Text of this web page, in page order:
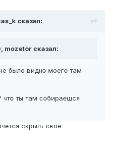
сказал:
mozetor сказал:
было видно моего там
что ты там собираешся
скрыть свое